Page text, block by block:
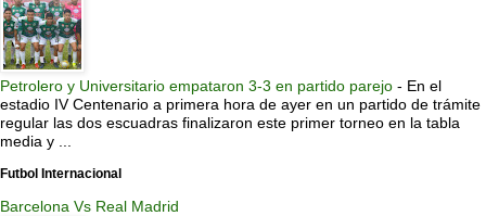
Petrolero y Universitario empataron 3-3 en partido parejo - En el
estadio IV Centenario a primera hora de ayer en un partido de trámite
regular las dos escuadras finalizaron este primer torneo en la tabla
media y ...
Futbol Internacional
Barcelona Vs Real Madrid